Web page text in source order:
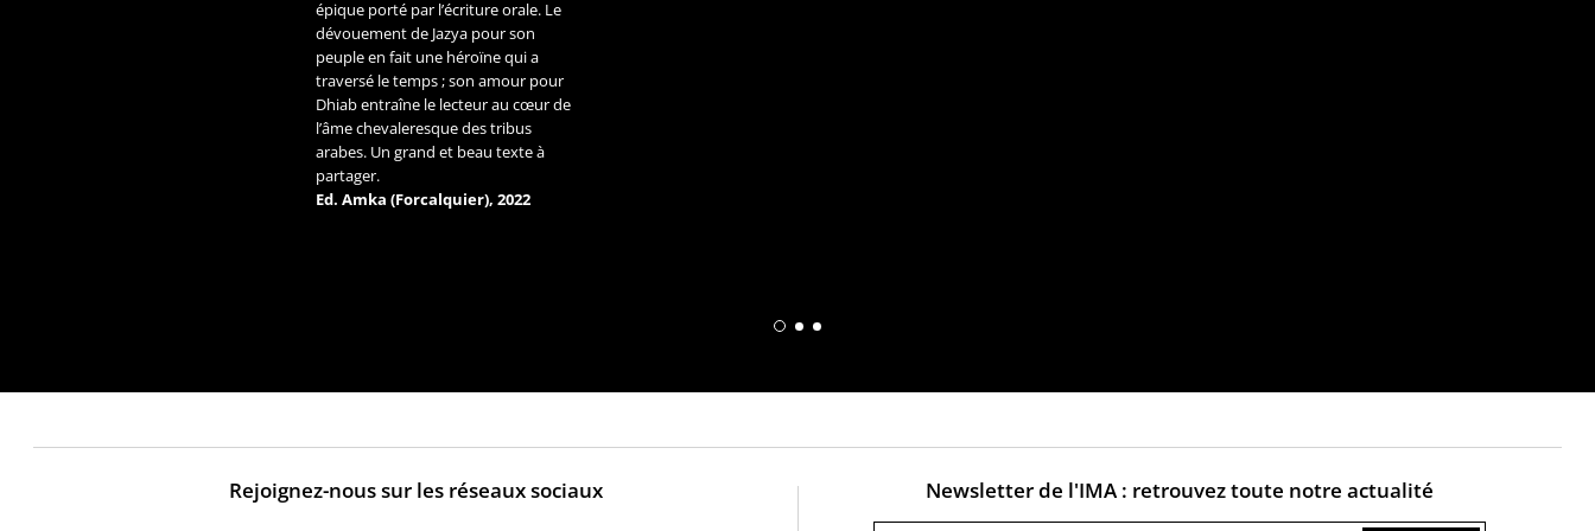
femmes du
Maghreb
épique porté par l’écriture orale. Le
dévouement de Jazya pour son
peuple en fait une héroïne qui a
traversé le temps ; son amour pour
Dhiab entraîne le lecteur au cœur de
l’âme chevaleresque des tribus
arabes. Un grand et beau texte à
partager.
Ed. Amka (Forcalquier), 2022
comment décrire cette somme de sagesses universelles, sans se
heurter à ce paradoxe ? Sans doute en esquivant la réponse et en
orphelins
« Bagrat Litama,
igoujilen ! » Dans ce
Rejoignez-nous sur les réseaux sociaux Newsletter de l'IMA : retrouvez toute notre actualité